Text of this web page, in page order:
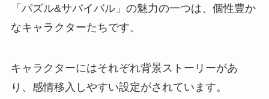
「パズル&サバイバル」の魅力の一つは、個性豊か
なキャラクターたちです。
キャラクターにはそれぞれ背景ストーリーがあ
り、感情移入しやすい設定がされています。